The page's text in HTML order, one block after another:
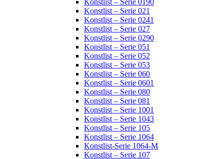
Konstlist – Serie 0190
Konstlist – Serie 021
Konstlist – Serie 0241
Konstlist – Serie 027
Konstlist – Serie 0290
Konstlist – Serie 051
Konstlist – Serie 052
Konstlist – Serie 053
Konstlist – Serie 060
Konstlist – Serie 0601
Konstlist – Serie 080
Konstlist – Serie 081
Konstlist – Serie 1001
Konstlist – Serie 1043
Konstlist – Serie 105
Konstlist – Serie 1064
Konstlist-Serie 1064-M
Konstlist – Serie 107